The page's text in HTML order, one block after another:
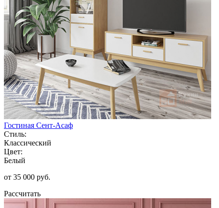
Гостиная Сент-Асаф
Стиль:
Классический
Цвет:
Белый
от 35 000 руб.
Рассчитать